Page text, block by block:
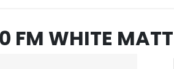
FM WHITE MATT